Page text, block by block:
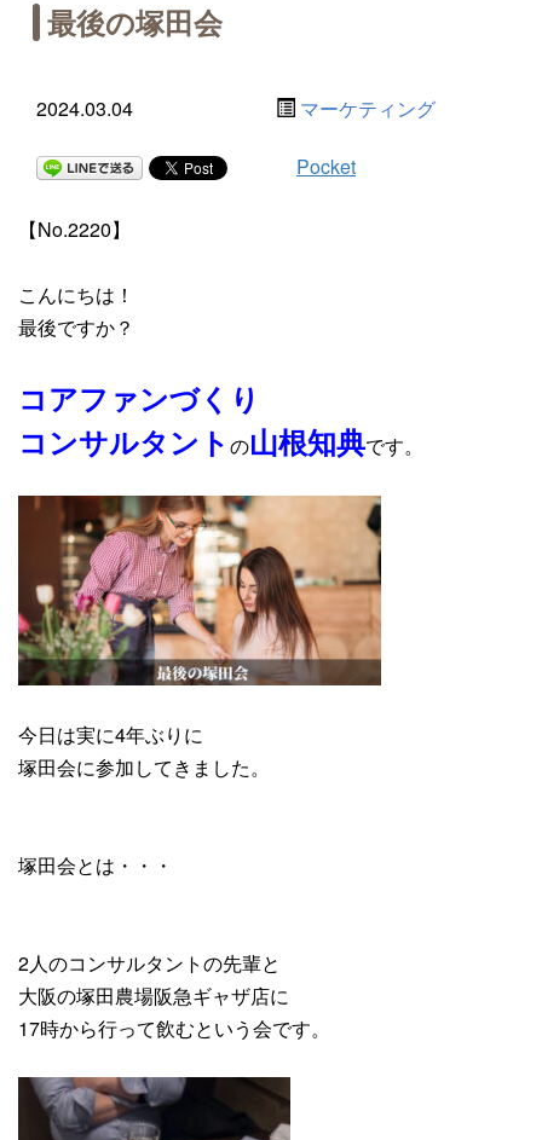
最後の塚田会
2024.03.04 マーケティング
Pocket
【No.2220】
こんにちは！
最後ですか？
コアファンづくり
コンサルタント の山根知典です。
今日は実に4年ぶりに
塚田会に参加してきました。
塚田会とは・・・
2人のコンサルタントの先輩と
大阪の塚田農場阪急ギャザ店に
17時から行って飲むという会です。